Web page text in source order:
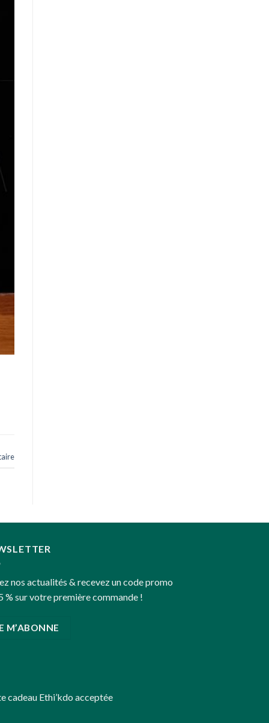
nos actualités & recevez un code promo
% sur votre première commande !
M’ABONNE
cadeau Ethi’kdoacceptée